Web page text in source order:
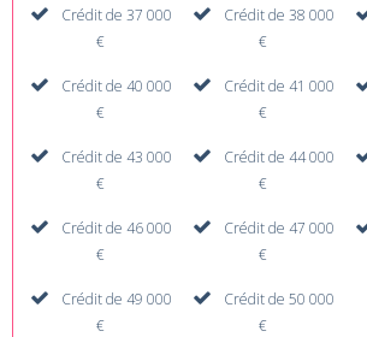
Crédit de 37 000
€
Crédit de 38 000
€
Crédit de 40 000
€
Crédit de 41 000
€
Crédit de 43 000
€
Crédit de 44 000
€
Crédit de 46 000
€
Crédit de 47 000
€
Crédit de 49 000
€
Crédit de 50 000
€